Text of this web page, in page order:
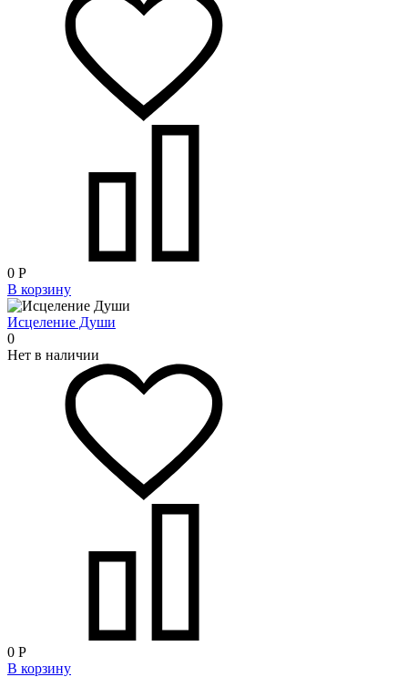
0 Р
В корзину
Исцеление Души
0
Нет в наличии
0 Р
В корзину